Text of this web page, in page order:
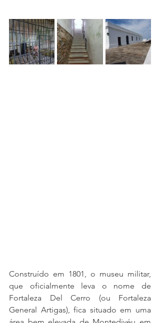
Construído em 1801, o museu militar,
que oficialmente leva o nome de
Fortaleza Del Cerro (ou Fortaleza
General Artigas), fica situado em uma